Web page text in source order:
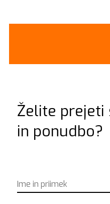
Želite prejeti
in ponudbo?